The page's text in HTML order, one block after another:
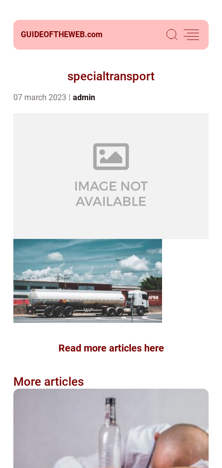
GUIDEOFTHEWEB.com
specialtransport
07 march 2023 admin
Read more articles here
More articles